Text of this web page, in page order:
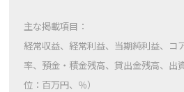
主な掲載項目：
経常収益、経常利益、当期純利益、コ
率、預金・積金残高、貸出金残高、出
位：百万円、％）